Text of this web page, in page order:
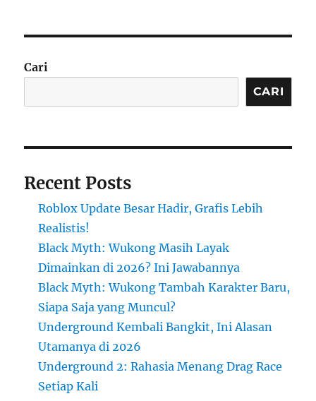
Cari
CARI
Recent Posts
Roblox Update Besar Hadir, Grafis Lebih
Realistis!
Black Myth: Wukong Masih Layak
Dimainkan di 2026? Ini Jawabannya
Black Myth: Wukong Tambah Karakter Baru,
Siapa Saja yang Muncul?
Underground Kembali Bangkit, Ini Alasan
Utamanya di 2026
Underground 2: Rahasia Menang Drag Race
Setiap Kali